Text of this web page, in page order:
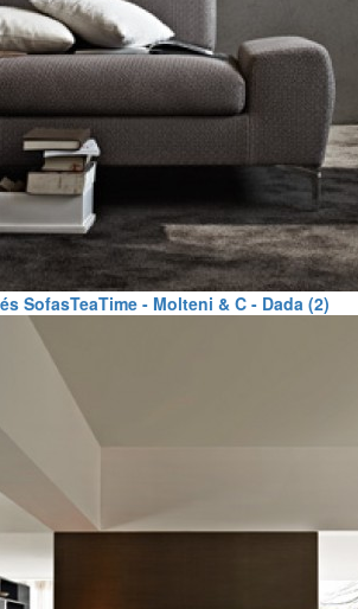
SofasTeaTime - Molteni & C - Dada (2)